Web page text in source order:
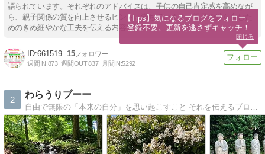
語られています。それぞれのアドバイスは、子供の自己肯定感を高めなが
ら、親子関係の質を向上させるヒントに満ちています。親子の絆を育むた
めのきめ細やかな工夫を伝える内容です。
661519 15
週間IN:873 週間OUT:837 月間IN:5292
2
わらうりブーー
【Tips】気になるブログをフォロー。
登録不要。更新を逃さずキャッチ！
閉じる